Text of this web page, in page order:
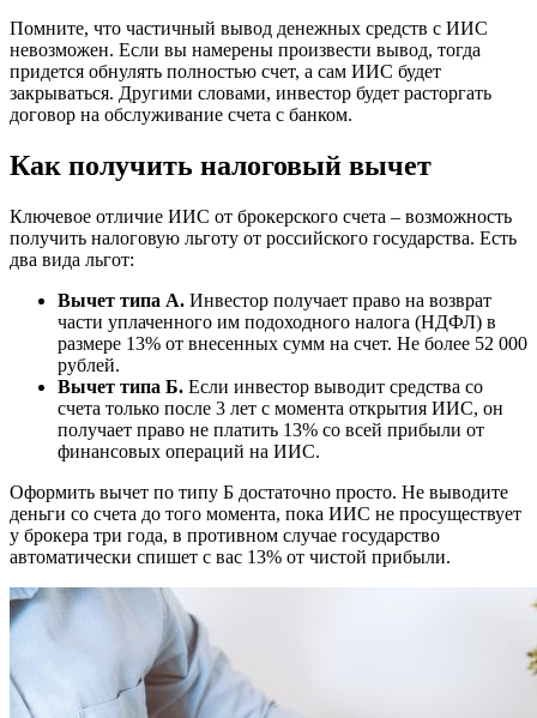
Помните, что частичный вывод денежных средств с ИИС
невозможен. Если вы намерены произвести вывод, тогда
придется обнулять полностью счет, а сам ИИС будет
закрываться. Другими словами, инвестор будет расторгать
договор на обслуживание счета с банком.
Как получить налоговый вычет
Ключевое отличие ИИС от брокерского счета – возможность
получить налоговую льготу от российского государства. Есть
два вида льгот:
Вычет типа А. Инвестор получает право на возврат
части уплаченного им подоходного налога (НДФЛ) в
размере 13% от внесенных сумм на счет. Не более 52 000
рублей.
Вычет типа Б. Если инвестор выводит средства со
счета только после 3 лет с момента открытия ИИС, он
получает право не платить 13% со всей прибыли от
финансовых операций на ИИС.
Оформить вычет по типу Б достаточно просто. Не выводите
деньги со счета до того момента, пока ИИС не просуществует
у брокера три года, в противном случае государство
автоматически спишет с вас 13% от чистой прибыли.